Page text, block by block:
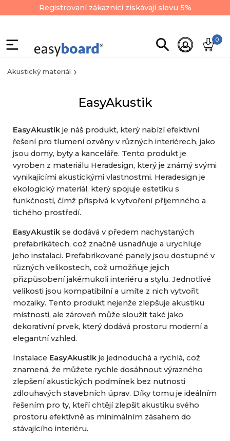
Registrovaní zákazníci získávají slevu 5%
0
Akustický materiál
EasyAkustik
EasyAkustikje náš produkt, který nabízí efektivní
řešení pro tlumení ozvěny v různých interiérech, jako
jsou domy, byty a kanceláře. Tento produkt je
vyroben z materiálu Heradesign, který je známý svými
vynikajícími akustickými vlastnostmi. Heradesign je
ekologický materiál, který spojuje estetiku s
funkčností, čímž přispívá k vytvoření příjemného a
tichého prostředí.
EasyAkustikse dodává v předem nachystaných
prefabrikátech, což značně usnadňuje a urychluje
jeho instalaci. Prefabrikované panely jsou dostupné v
různých velikostech, což umožňuje jejich
přizpůsobení jakémukoli interiéru a stylu. Jednotlivé
velikosti jsou kompatibilní a umíte z nich vytvořit
mozaiky. Tento produkt nejenže zlepšuje akustiku
místnosti, ale zároveň může sloužit také jako
dekorativní prvek, který dodává prostoru moderní a
elegantní vzhled.
Instalace EasyAkustikje jednoduchá a rychlá, což
znamená, že můžete rychle dosáhnout výrazného
zlepšení akustických podmínek bez nutnosti
zdlouhavých stavebních úprav. Díky tomu je ideálním
řešením pro ty, kteří chtějí zlepšit akustiku svého
prostoru efektivně as minimálním zásahem do
stávajícího interiéru.